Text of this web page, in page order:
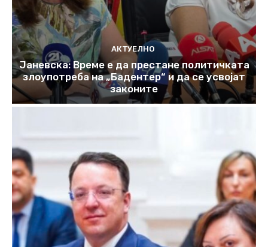
АКТУЕЛНО
Јаневска: Време е да престане политичката
злоупотреба на „Бадентер“ и да се усвојат
законите